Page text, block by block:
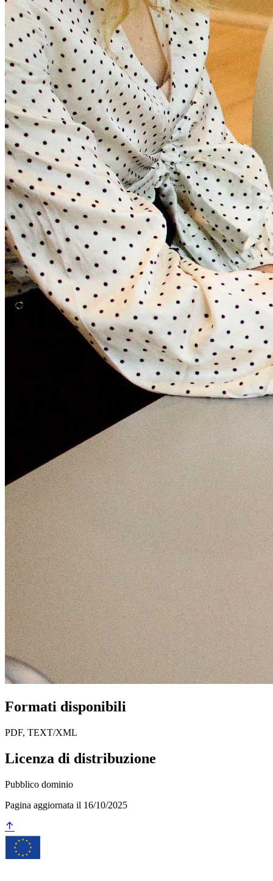
Formati disponibili
PDF, TEXT/XML
Licenza di distribuzione
Pubblico dominio
Pagina aggiornata il 16/10/2025